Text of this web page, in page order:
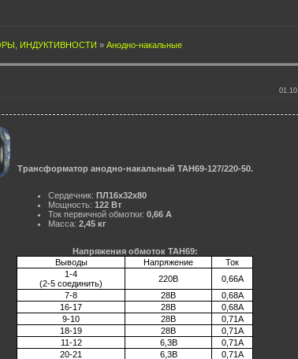
ИНДУКТИВНОСТИ » Анодно-накальные
Трансформатор анодно-накальный ТАН69-127/220-50.
Сердечник: ПЛ16х32х80
Мощность: 122 Вт
Ток первичной обмотки: 0,66 А
Масса: 2,45 кг
Напряжения обмоток ТАН69:
Выводы
Напряжение
Ток
1-4
(2-5 соединить)
220В
0,66А
7-8
28В
0,68А
16-17
28В
0,68А
9-10
28В
0,71А
18-19
28В
0,71А
11-12
6,3В
0,71А
20-21
6,3В
0,71А